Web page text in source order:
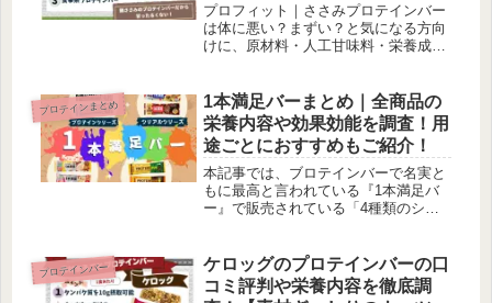
プロフィット｜ささみプロテインバー
は体に悪い？まずい？と気になる方向
けに、原材料・人工甘味料・栄養成
注意点も詳しく解説します。
プロテインまとめ
1本満足バーまとめ｜全商品の
栄養内容や効果効能を調査！用
途ごとにおすすめもご紹介！
本記事では、ブロテインバーで名実と
もに最高と言われている『1本満足バ
ー』で販売されている「4種類のシリ
います！栄養内容やコスパなども比較
していますので、一発で内容を理解で
きます！
プロテインバー
ケロッグのプロテインバーの口
コミ評判や栄養内容を徹底調